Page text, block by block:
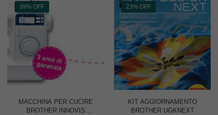
39% OFF
MACCHINA PER CUCIRE
BROTHER INNOVIS
23% OFF
KIT AGGIORNAMENTO
BROTHER UGKNEXT